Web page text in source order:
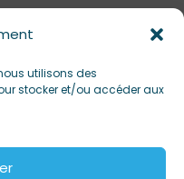
utilisons des
stocker et/ou accéder aux
enfants de 5 à 12 ans.